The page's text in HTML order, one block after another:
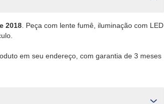
2018 . Peça com lente fumê, iluminação com LED
em seu endereço, com garantia de 3 meses